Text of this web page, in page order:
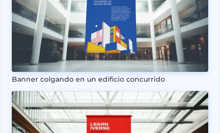
Banner colgando en un edificio concurrido